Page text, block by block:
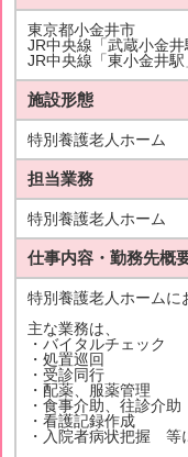
東京都小金井市
JR中央線「武蔵小金
JR中央線「東小金井
施設形態
特別養護老人ホーム
担当業務
特別養護老人ホーム
仕事内容・勤務先概
特別養護老人ホームに
主な業務は、
・バイタルチェック
・処置巡回
・受診同行
・配薬、服薬管理
・食事介助、往診介助
・看護記録作成
・入院者病状把握 等